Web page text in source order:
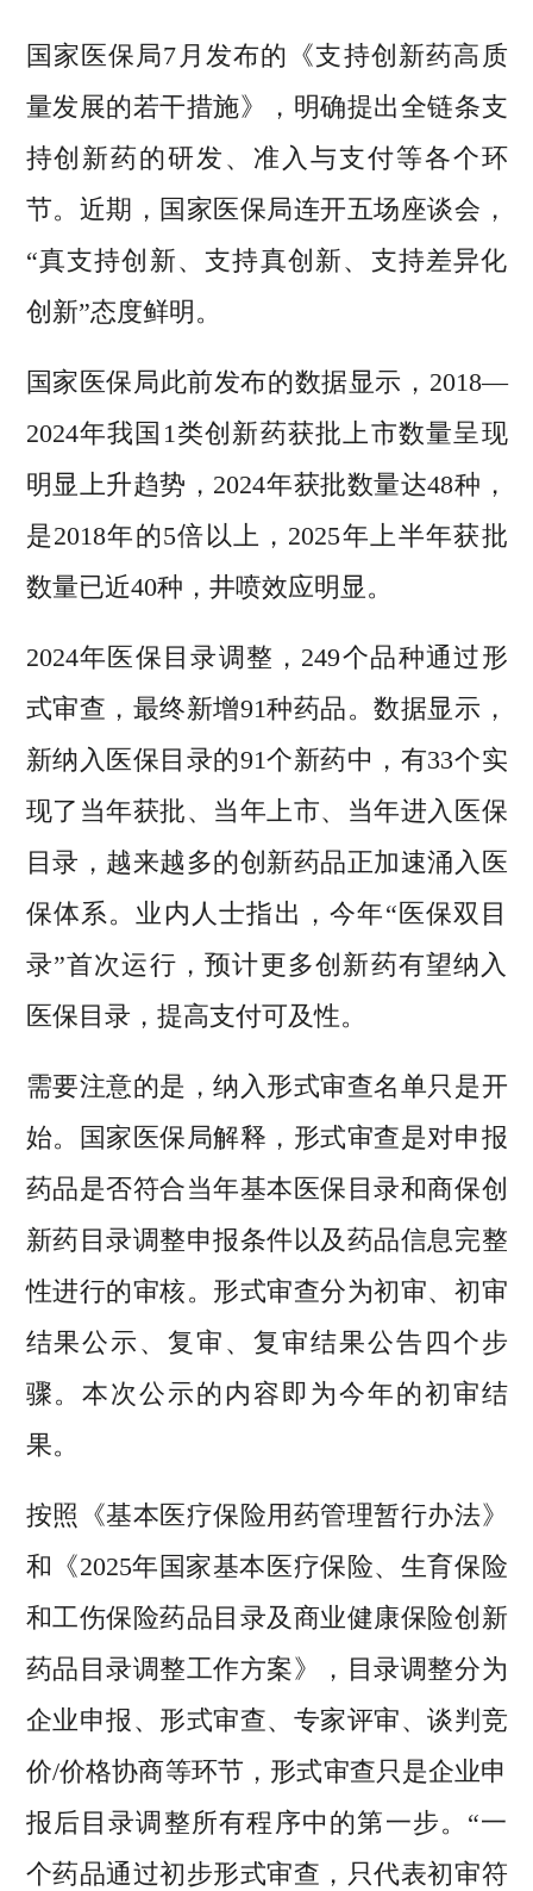
国家医保局7月发布的《支持创新药高质
量发展的若干措施》，明确提出全链条支
持创新药的研发、准入与支付等各个环
节。近期，国家医保局连开五场座谈会，
“真支持创新、支持真创新、支持差异化
创新”态度鲜明。
国家医保局此前发布的数据显示，2018—
2024年我国1类创新药获批上市数量呈现
明显上升趋势，2024年获批数量达48种，
是2018年的5倍以上，2025年上半年获批
数量已近40种，井喷效应明显。
2024年医保目录调整，249个品种通过形
式审查，最终新增91种药品。数据显示，
新纳入医保目录的91个新药中，有33个实
现了当年获批、当年上市、当年进入医保
目录，越来越多的创新药品正加速涌入医
保体系。业内人士指出，今年“医保双目
录”首次运行，预计更多创新药有望纳入
医保目录，提高支付可及性。
需要注意的是，纳入形式审查名单只是开
始。国家医保局解释，形式审查是对申报
药品是否符合当年基本医保目录和商保创
新药目录调整申报条件以及药品信息完整
性进行的审核。形式审查分为初审、初审
结果公示、复审、复审结果公告四个步
骤。本次公示的内容即为今年的初审结
果。
按照《基本医疗保险用药管理暂行办法》
和《2025年国家基本医疗保险、生育保险
和工伤保险药品目录及商业健康保险创新
药品目录调整工作方案》，目录调整分为
企业申报、形式审查、专家评审、谈判竞
价/价格协商等环节，形式审查只是企业申
报后目录调整所有程序中的第一步。“一
个药品通过初步形式审查，只代表初审符